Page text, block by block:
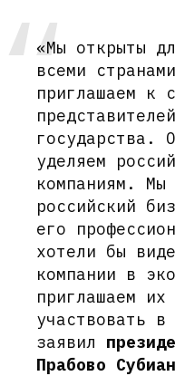
«Мы открыты
всеми
приглашаем к
государства.
уделяем
компаниям. Мы
российский
его
хотели бы
компании в
приглашаем их
участвовать
заявил
Прабово